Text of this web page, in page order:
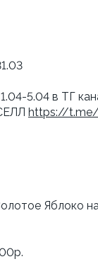
5.04 в ТГ
https://t.me/
Яблоко